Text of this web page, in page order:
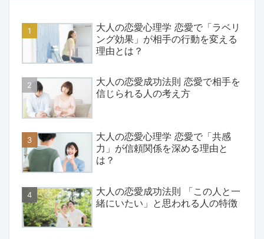
大人の恋愛心理学 恋愛で「ラベリ
ング効果」が相手の行動を変える
理由とは？
大人の恋愛成功法則 恋愛で相手を
信じられる人の考え方
大人の恋愛心理学 恋愛で「共感
力」が信頼関係を深める理由と
は？
大人の恋愛成功法則 「この人と一
緒にいたい」と思われる人の特徴